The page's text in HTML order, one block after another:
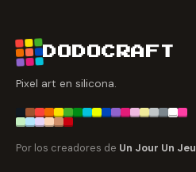
DODOCRAFT
Pixel art en silicona.
Por los creadores de Un Jour Un Jeu